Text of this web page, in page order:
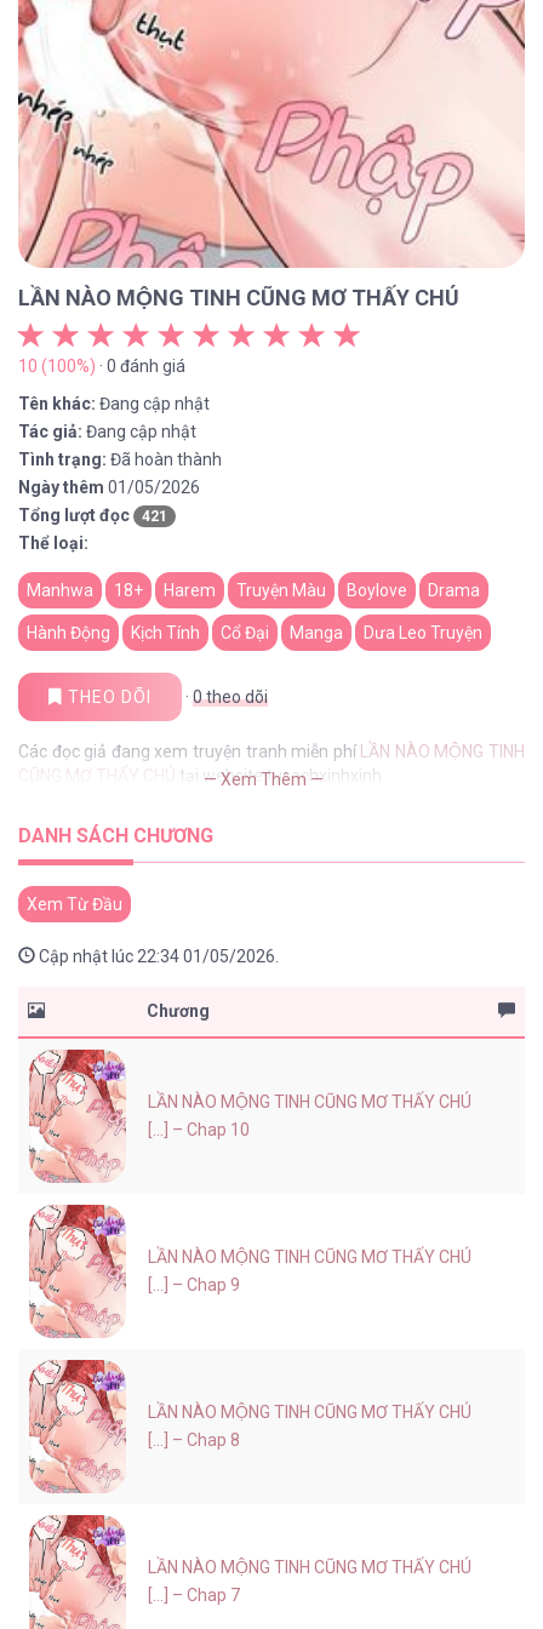
LẦN NÀO MỘNG TINH CŨNG MƠ THẤY CHÚ
10 (100%) · 0 đánh giá
Tên khác: Đang cập nhật
Tác giả: Đang cập nhật
Tình trạng: Đã hoàn thành
Ngày thêm 01/05/2026
Tổng lượt đọc
421
Thể loại:
Manhwa 18+ Harem Truyện Màu Boylove Drama
Hành Động Kịch Tính Cổ Đại Manga Dưa Leo Truyện
THEO DÕI · 0theo dõi
Các đọc giả đang xem truyện tranh miễn phí LẦN NÀO MỘNG TINH
CŨNG MƠ THẤY CHÚ tại website tusachxinhxinh
— Xem Thêm —
DANH SÁCH CHƯƠNG
Xem Từ Đầu
Cập nhật lúc 22:34 01/05/2026.
Chương
LẦN NÀO MỘNG TINH CŨNG MƠ THẤY CHÚ
[...] – Chap 10
LẦN NÀO MỘNG TINH CŨNG MƠ THẤY CHÚ
[...] – Chap 9
LẦN NÀO MỘNG TINH CŨNG MƠ THẤY CHÚ
[...] – Chap 8
LẦN NÀO MỘNG TINH CŨNG MƠ THẤY CHÚ
[...] – Chap 7